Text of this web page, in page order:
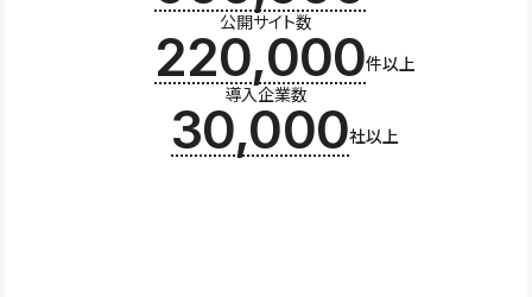
公開サイト数
220,000件以上
導入企業数
30,000社以上